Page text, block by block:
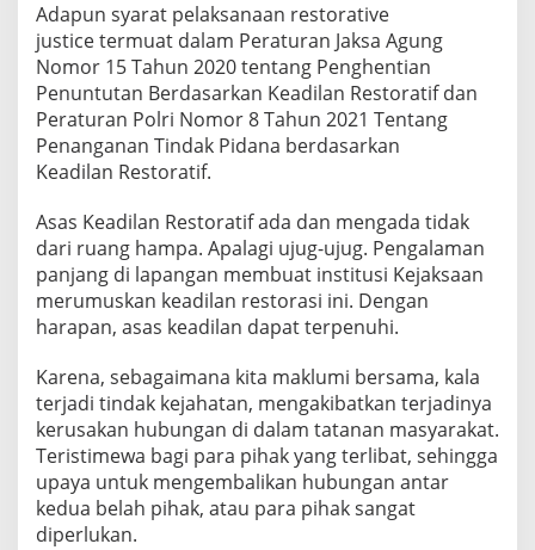
Adapun syarat pelaksanaan restorative
justice termuat dalam Peraturan Jaksa Agung
Nomor 15 Tahun 2020 tentang Penghentian
Penuntutan Berdasarkan Keadilan Restoratif dan
Peraturan Polri Nomor 8 Tahun 2021 Tentang
Penanganan Tindak Pidana berdasarkan
Keadilan Restoratif.
Asas Keadilan Restoratif ada dan mengada tidak
dari ruang hampa. Apalagi ujug-ujug. Pengalaman
panjang di lapangan membuat institusi Kejaksaan
merumuskan keadilan restorasi ini. Dengan
harapan, asas keadilan dapat terpenuhi.
Karena, sebagaimana kita maklumi bersama, kala
terjadi tindak kejahatan, mengakibatkan terjadinya
kerusakan hubungan di dalam tatanan masyarakat.
Teristimewa bagi para pihak yang terlibat, sehingga
upaya untuk mengembalikan hubungan antar
kedua belah pihak, atau para pihak sangat
diperlukan.